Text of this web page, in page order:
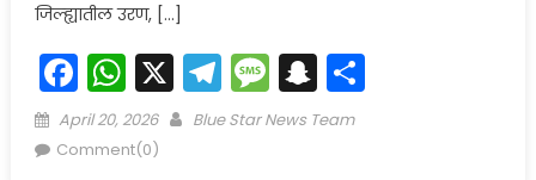
जिल्ह्यातील उरण, […]
Facebook
WhatsApp
X Telegram
Message
Snapchat
Share
Posted
on
April 20, 2026 Author
Blue Star News Team
Comment(0)